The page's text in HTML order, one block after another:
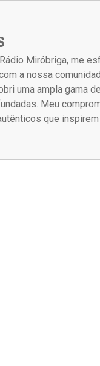
Miróbriga, me
a nossa
uma ampla gama
Meu
que